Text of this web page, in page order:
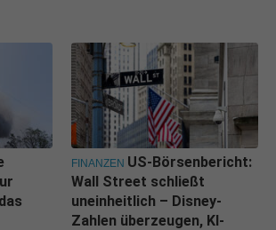
FINANZEN US-Börsenbericht:
Wall Street schließt
uneinheitlich – Disney-
Zahlen überzeugen, KI-